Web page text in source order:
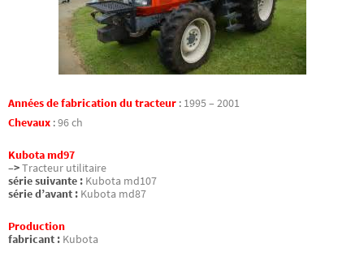
Années de fabrication du tracteur : 1995 – 2001
Chevaux :96 ch
Kubota md97
–>Tracteur utilitaire
série suivante : Kubota md107
série d’avant : Kubota md87
Production
fabricant : Kubota